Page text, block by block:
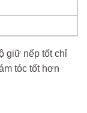
giữ nếp tốt chỉ
tóc tốt hơn